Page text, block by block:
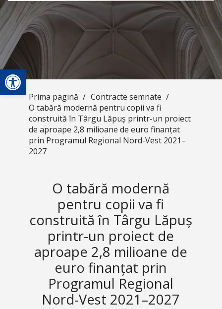
Deschide bara de unelte
Prima pagină / Contracte semnate /
O tabără modernă pentru copii va fi
construită în Târgu Lăpuș printr-un proiect
de aproape 2,8 milioane de euro finanțat
prin Programul Regional Nord-Vest 2021–
2027
O tabără modernă
pentru copii va fi
construită în Târgu Lăpuș
printr-un proiect de
aproape 2,8 milioane de
euro finanțat prin
Programul Regional
Nord-Vest 2021–2027